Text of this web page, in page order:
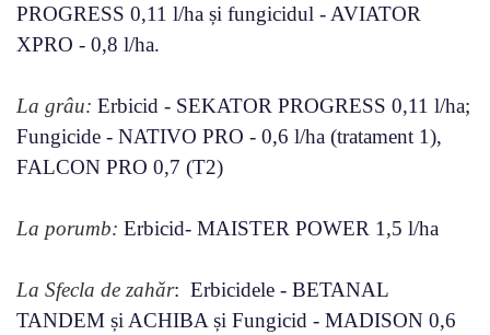
PROGRESS 0,11 l/ha și fungicidul - AVIATOR
XPRO - 0,8 l/ha.
La grâu: Erbicid - SEKATOR PROGRESS 0,11 l/ha;
Fungicide - NATIVO PRO - 0,6 l/ha (tratament 1),
FALCON PRO 0,7 (T2)
La porumb: Erbicid- MAISTER POWER 1,5 l/ha
La Sfecla de zahăr: Erbicidele - BETANAL
TANDEM și ACHIBA și Fungicid - MADISON 0,6